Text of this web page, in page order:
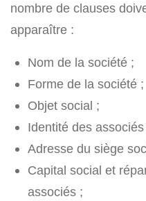
nombre de clauses
apparaître :
Nom de la société ;
Forme de la société ;
Objet social ;
Identité des
Adresse du siège
Capital social et
associés ;